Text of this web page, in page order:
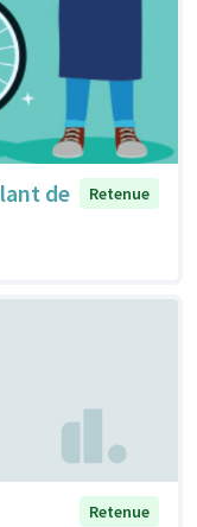
de
Retenue
Retenue